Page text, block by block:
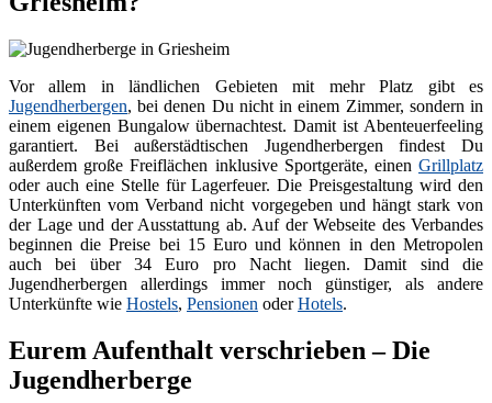
Vor allem in ländlichen Gebieten mit mehr Platz gibt es
Jugendherbergen, bei denen Du nicht in einem Zimmer, sondern in
einem eigenen Bungalow übernachtest. Damit ist Abenteuerfeeling
garantiert. Bei außerstädtischen Jugendherbergen findest Du
außerdem große Freiflächen inklusive Sportgeräte, einen Grillplatz
oder auch eine Stelle für Lagerfeuer. Die Preisgestaltung wird den
Unterkünften vom Verband nicht vorgegeben und hängt stark von
der Lage und der Ausstattung ab. Auf der Webseite des Verbandes
beginnen die Preise bei 15 Euro und können in den Metropolen
auch bei über 34 Euro pro Nacht liegen. Damit sind die
Jugendherbergen allerdings immer noch günstiger, als andere
Unterkünfte wie Hostels, Pensionen oderHotels.
Eurem Aufenthalt verschrieben – Die
Jugendherberge